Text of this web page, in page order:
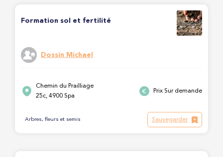
Formation sol et fertilité
Dossin Michael
Chemin du Prailliage
25c, 4900 Spa
Prix Sur demande
Arbres, fleurs et semis Sauvegarder